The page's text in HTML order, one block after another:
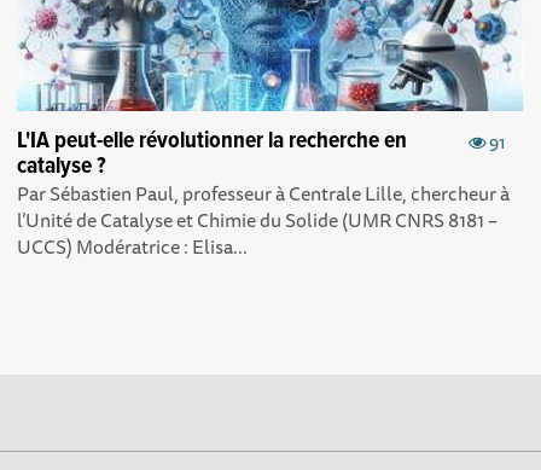
91
L'IA peut-elle révolutionner la recherche en
catalyse ?
Par Sébastien Paul, professeur à Centrale Lille, chercheur à
l’Unité de Catalyse et Chimie du Solide (UMR CNRS 8181 –
UCCS) Modératrice : Elisa...